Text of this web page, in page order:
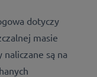
dotyczy
masie
naliczane są na